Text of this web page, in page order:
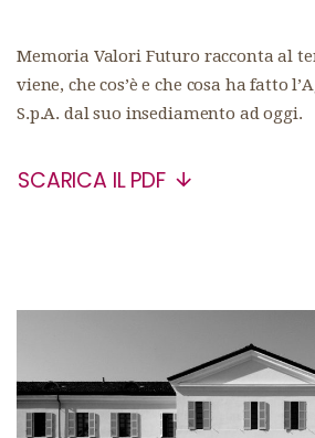
Memoria Valori Futuro racconta al
viene, che cos’è e che cosa ha fatto
S.p.A. dal suo insediamento ad oggi.
SCARICA IL PDF